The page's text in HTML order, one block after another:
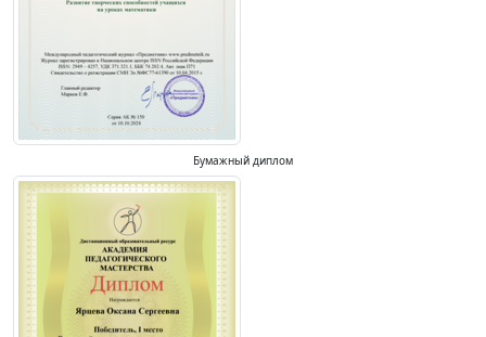
Бумажный диплом